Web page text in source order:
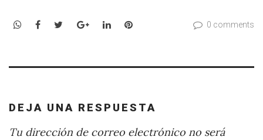
WhatsApp
Facebook
TwitterGoogle+LinkedInPinterest 0 comments
DEJA UNA RESPUESTA
Tu dirección de correo electrónico no será